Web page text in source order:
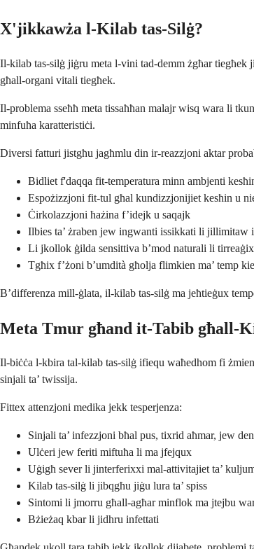
X'jikkawża l-Kilab tas-Silġ?
Il-kilab tas-silġ jiġru meta l-vini tad-demm żgħar
għall-organi vitali tiegħek.
Il-problema sseħħ meta tissaħħan malajr wisq wara li
minfuħa karatteristiċi.
Diversi fatturi jistgħu jagħmlu din ir-reazzjoni aktar
Bidliet f'daqqa fit-temperatura minn ambjenti
Espożizzjoni fit-tul għal kundizzjonijiet kesħin u
Ċirkolazzjoni ħażina f’idejk u saqajk
Ilbies ta’ żraben jew ingwanti issikkati li jillimitaw
Li jkollok ġilda sensittiva b’mod naturali li
Tgħix f’żoni b’umdità għolja flimkien ma’ temp
B’differenza mill-ġlata, il-kilab tas-silġ ma jeħtieġux
Meta Tmur għand it-Tabib għall-
Il-biċċa l-kbira tal-kilab tas-silġ ifiequ waħedhom fi
sinjali ta’ twissija.
Fittex attenzjoni medika jekk tesperjenza:
Sinjali ta’ infezzjoni bħal pus, tixrid aħmar, jew
Ulċeri jew feriti miftuħa li ma jfejqux
Uġigħ sever li jinterferixxi mal-attivitajiet ta’
Kilab tas-silġ li jibqgħu jiġu lura ta’ spiss
Sintomi li jmorru għall-agħar minflok ma jtejbu
Bżieżaq kbar li jidhru infettati